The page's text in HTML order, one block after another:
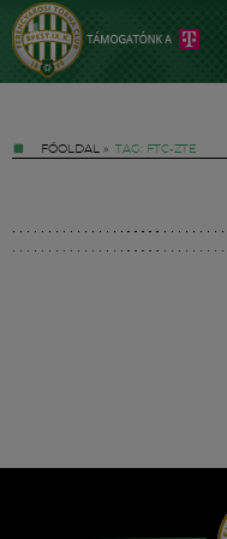
FŐOLDAL » TAG: FTC-ZTE
Hírek